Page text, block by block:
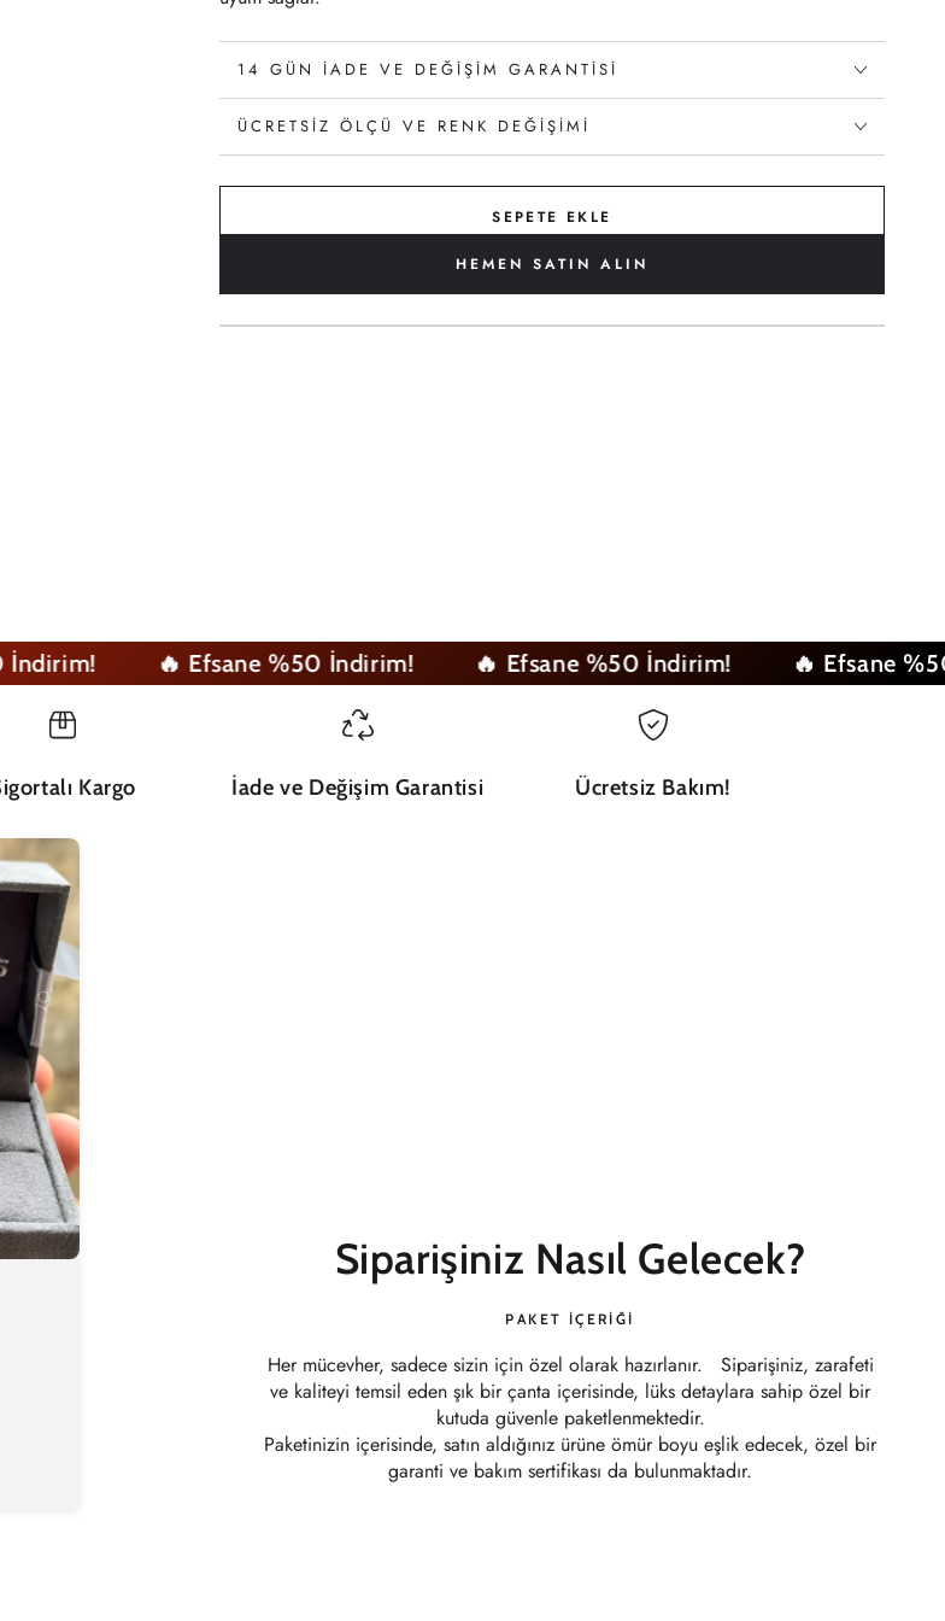
14 GÜN İADE VE DEĞIŞIM GARANTISI
ÜCRETSIZ ÖLÇÜ VE RENK DEĞIŞIMI
SEPETE EKLE
HEMEN SATIN ALIN
🔥 Efsane %50 İndirim! 🔥 Efsane %50 İndirim! 🔥 Efsane %50
Kargo İade ve Değişim Garantisi Ücretsiz Bakım!
Siparişiniz Nasıl Gelecek?
PAKET İÇERIĞI
Her mücevher, sadece sizin için özel olarak hazırlanır. Siparişiniz, zarafeti
ve kaliteyi temsil eden şık bir çanta içerisinde, lüks detaylara sahip özel bir
kutuda güvenle paketlenmektedir.
Paketinizin içerisinde, satın aldığınız ürüne ömür boyu eşlik edecek, özel bir
garanti ve bakım sertifikası da bulunmaktadır.